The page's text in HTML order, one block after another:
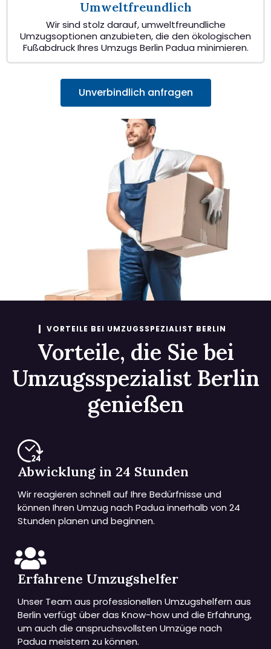
Umweltfreundlich
Wir sind stolz darauf, umweltfreundliche
Umzugsoptionen anzubieten, die den ökologischen
Fußabdruck Ihres Umzugs Berlin Padua minimieren.
Unverbindlich anfragen
VORTEILE BEI UMZUGSSPEZIALIST BERLIN
Vorteile, die Sie bei
Umzugsspezialist Berlin
genießen
Abwicklung in 24 Stunden
Wir reagieren schnell auf Ihre Bedürfnisse und
können Ihren Umzug nach Padua innerhalb von 24
Stunden planen und beginnen.
Erfahrene Umzugshelfer
Unser Team aus professionellen Umzugshelfern aus
Berlin verfügt über das Know-how und die Erfahrung,
um auch die anspruchsvollsten Umzüge nach
Padua meistern zu können.